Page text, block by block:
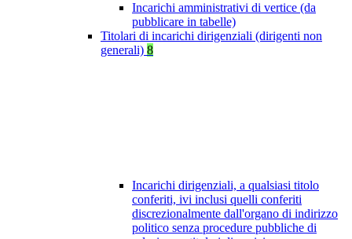
Incarichi amministrativi di vertice (da
pubblicare in tabelle)
Titolari di incarichi dirigenziali (dirigenti non
generali) 8
Incarichi dirigenziali, a qualsiasi titolo
conferiti, ivi inclusi quelli conferiti
discrezionalmente dall'organo di indirizzo
politico senza procedure pubbliche di